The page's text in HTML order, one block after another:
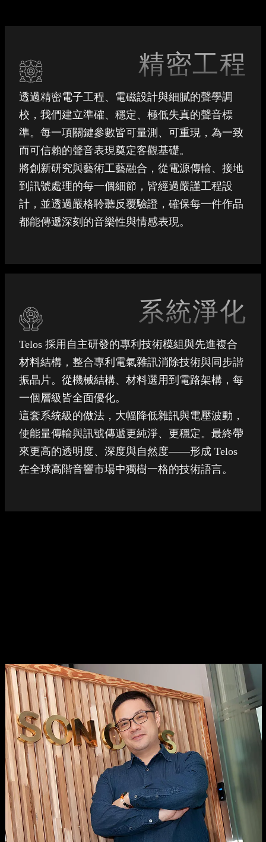
精密工程
透過精密電子工程、電磁設計與細膩的聲學調
校，我們建立準確、穩定、極低失真的聲音標
準。每一項關鍵參數皆可量測、可重現，為一致
而可信賴的聲音表現奠定客觀基礎。
將創新研究與藝術工藝融合，從電源傳輸、接地
到訊號處理的每一個細節，皆經過嚴謹工程設
計，並透過嚴格聆聽反覆驗證，確保每一件作品
都能傳遞深刻的音樂性與情感表現。
系統淨化
Telos 採用自主研發的專利技術模組與先進複合
材料結構，整合專利電氣雜訊消除技術與同步諧
振晶片。從機械結構、材料選用到電路架構，每
一個層級皆全面優化。
這套系統級的做法，大幅降低雜訊與電壓波動，
使能量傳輸與訊號傳遞更純淨、更穩定。最終帶
來更高的透明度、深度與自然度——形成 Telos
在全球高階音響市場中獨樹一格的技術語言。